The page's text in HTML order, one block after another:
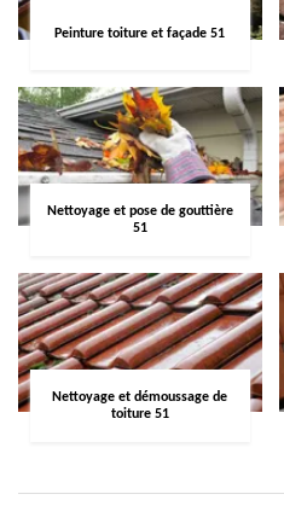
Peinture toiture et façade 51
Nettoyage et pose de gouttière
51
Nettoyage et démoussage de
toiture 51